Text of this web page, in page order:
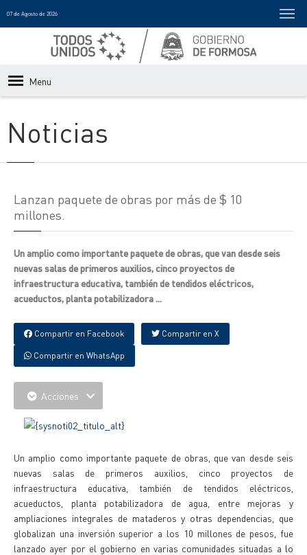
07 de Agosto de 2026
Menu
Noticias
Lanzan paquete de obras por más de $ 10
millones.
Un amplio como importante paquete de obras, que van desde seis
nuevas salas de primeros auxilios, cinco proyectos de
infraestructura educativa, también de tendidos eléctricos,
acueductos, planta potabilizadora ...
Compartir en Facebook Compartir en X
Compartir en WhatsApp
Acciones
Un amplio como importante paquete de obras, que van desde seis
nuevas salas de primeros auxilios, cinco proyectos de
infraestructura educativa, también de tendidos eléctricos,
acueductos, planta potabilizadora de agua, entre mejoras y
ampliaciones integrales de mataderos y otras dependencias, que
globalizan una inversión superior a los 10 millones de pesos, fue
lanzado ayer por el gobierno en varias comunidades situadas a lo